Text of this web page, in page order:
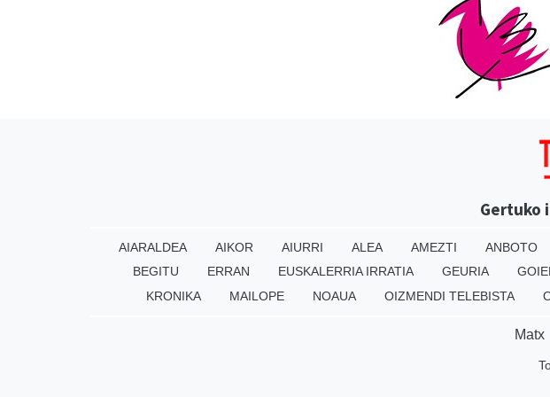
Gertuko
AIARALDEA AIKOR AIURRI ALEA AMEZTI ANBOTO
BEGITU
ERRAN EUSKALERRIA IRRATIA GEURIA
KRONIKA
MAILOPE NOAUA OIZMENDI TELEBISTA
Matx